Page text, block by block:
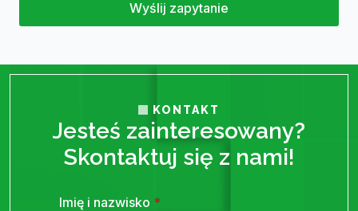
Wyślij zapytanie
KONTAKT
Jesteś zainteresowany?
Skontaktuj się z nami!
Imię i nazwisko *